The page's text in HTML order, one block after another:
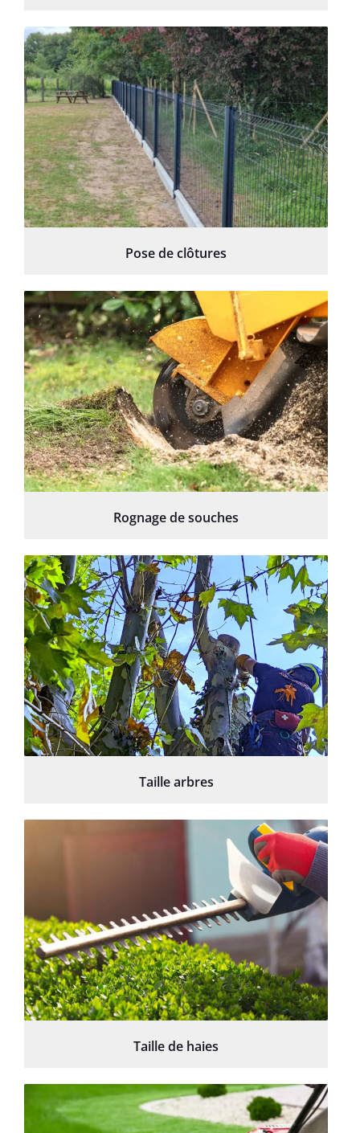
Pose de clôtures
Rognage de souches
Taille arbres
Taille de haies